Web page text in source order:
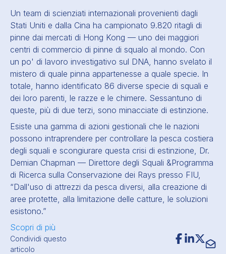
Condividi questo
articolo
Un team di scienziati internazionali provenienti dagli
Stati Uniti e dalla Cina ha campionato 9.820 ritagli di
pinne dai mercati di Hong Kong — uno dei maggiori
centri di commercio di pinne di squalo al mondo. Con
un po' di lavoro investigativo sul DNA, hanno svelato il
mistero di quale pinna appartenesse a quale specie. In
totale, hanno identificato 86 diverse specie di squali e
dei loro parenti, le razze e le chimere. Sessantuno di
queste, più di due terzi, sono minacciate di estinzione.
Esiste una gamma di azioni gestionali che le nazioni
possono intraprendere per controllare la pesca costiera
degli squali e scongiurare questa crisi di estinzione, Dr.
Demian Chapman — Direttore degli Squali &Programma
di Ricerca sulla Conservazione dei Rays presso FIU,
“Dall'uso di attrezzi da pesca diversi, alla creazione di
aree protette, alla limitazione delle catture, le soluzioni
esistono.”
Scopri di più